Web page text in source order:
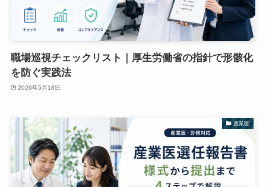
職場巡視チェックリスト｜厚生労働省の指針で形骸化
を防ぐ実践法
2026年5月18日
産業医